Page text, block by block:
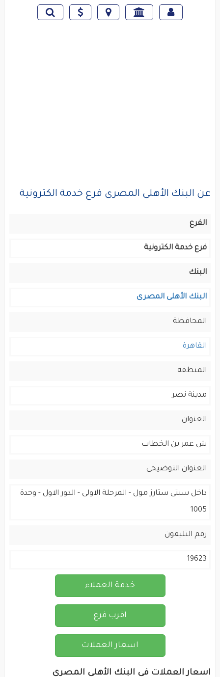
عن البنك الأهلى المصرى فرع خدمة الكترونية
الفرع
فرع خدمة الكترونية
البنك
البنك الأهلى المصرى
المحافظة
القاهرة
المنطقة
مدينة نصر
العنوان
ش عمر بن الخطاب
العنوان التوضيحى
داخل سيتى ستارز مول - المرحلة الاولى - الدور الاول - وحدة
1005
رقم التليفون
19623
خدمة العملاء
اقرب فرع
اسعار العملات
اسعار العملات فى البنك الأهلى المصرى